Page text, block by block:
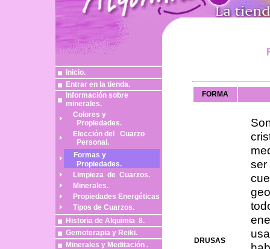
Inicio.
Entrar en la tienda.
Información sobre
minerales.
Colores y
Propiedades.
Elección del Cuarzo
Personal .
Formas y
Propiedades.
Limpieza de Cuarzos.
Minerales.
Propiedades Energéticas
Tipos de Cuarzos.
Historia de Alquimia 8.
Gemoterapia y Reiki.
Minerales y Meditación .
FORMA
DRUSAS